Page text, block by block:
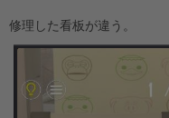
修理した看板が違う。